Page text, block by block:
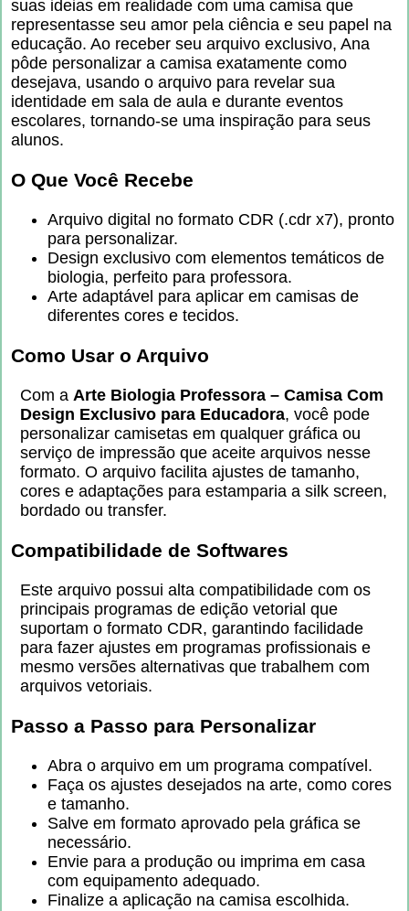
suas ideias em realidade com uma camisa que
representasse seu amor pela ciência e seu papel na
educação. Ao receber seu arquivo exclusivo, Ana
pôde personalizar a camisa exatamente como
desejava, usando o arquivo para revelar sua
identidade em sala de aula e durante eventos
escolares, tornando-se uma inspiração para seus
alunos.
O Que Você Recebe
Arquivo digital no formato CDR (.cdr x7), pronto
para personalizar.
Design exclusivo com elementos temáticos de
biologia, perfeito para professora.
Arte adaptável para aplicar em camisas de
diferentes cores e tecidos.
Como Usar o Arquivo
Com a Arte Biologia Professora – Camisa Com
Design Exclusivo para Educadora, você pode
personalizar camisetas em qualquer gráfica ou
serviço de impressão que aceite arquivos nesse
formato. O arquivo facilita ajustes de tamanho,
cores e adaptações para estamparia a silk screen,
bordado ou transfer.
Compatibilidade de Softwares
Este arquivo possui alta compatibilidade com os
principais programas de edição vetorial que
suportam o formato CDR, garantindo facilidade
para fazer ajustes em programas profissionais e
mesmo versões alternativas que trabalhem com
arquivos vetoriais.
Passo a Passo para Personalizar
Abra o arquivo em um programa compatível.
Faça os ajustes desejados na arte, como cores
e tamanho.
Salve em formato aprovado pela gráfica se
necessário.
Envie para a produção ou imprima em casa
com equipamento adequado.
Finalize a aplicação na camisa escolhida.